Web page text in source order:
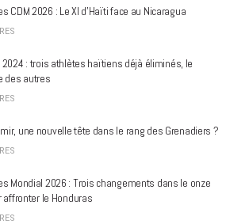
CDM 2026 : Le XI d’Haïti face au Nicaragua
2024 : trois athlètes haïtiens déjà éliminés, le
des autres
une nouvelle tête dans le rang des Grenadiers ?
Mondial 2026 : Trois changements dans le onze
affronter le Honduras